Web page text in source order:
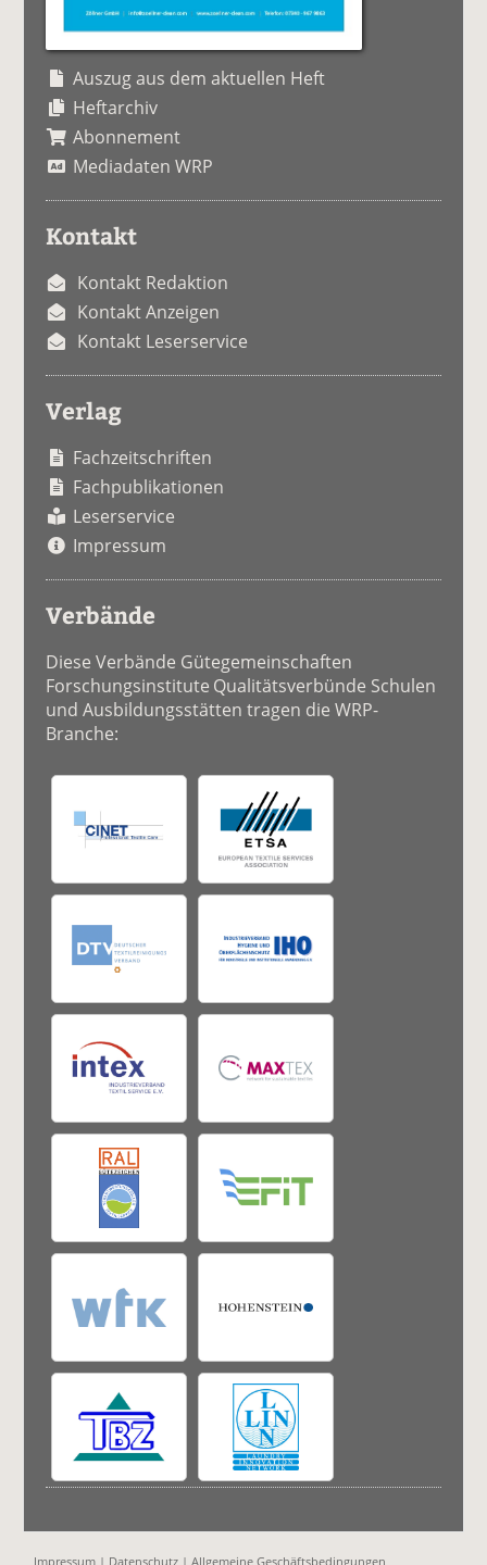
Auszug aus dem aktuellen Heft
Heftarchiv
Abonnement
Mediadaten WRP
Kontakt
Kontakt Redaktion
Kontakt Anzeigen
Kontakt Leserservice
Verlag
Fachzeitschriften
Fachpublikationen
Leserservice
Impressum
Verbände
Diese Verbände Gütegemeinschaften
Forschungsinstitute Qualitätsverbünde Schulen
und Ausbildungsstätten tragen die WRP-
Branche:
Impressum | Datenschutz |Allgemeine Geschäftsbedingungen